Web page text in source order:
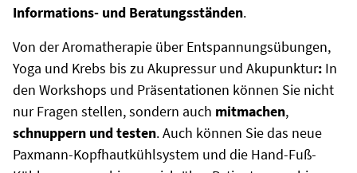
Informations- und Beratungsständen.
Von der Aromatherapie über Entspannungsübungen,
Yoga und Krebs bis zu Akupressur und Akupunktur: In
den Workshops und Präsentationen können Sie nicht
nur Fragen stellen, sondern auch mitmachen,
schnuppern und testen. Auch können Sie das neue
Paxmann-Kopfhautkühlsystem und die Hand-Fuß-